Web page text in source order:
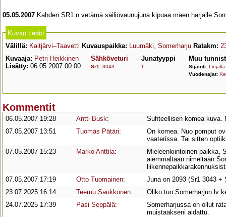
05.05.2007 Kahden SR1:n vetämä säiliövaunujuna kipuaa mäen harjalle
Kuvan tiedot
Välillä: Kaitjärvi–Taavetti Kuvauspaikka: Luumäki, Somerharju Ratakm:
Kuvaaja: Petri Heikkinen
Lisätty: 06.05.2007 00:00
Sähköveturi
Sr1 : 3043
Junatyyppi
T:
Muu
Sijainti: Linjalla
Vuodenajat:
Kommentit
06.05.2007 19:28 Antti Busk:
Suhteellisen komea kuva.
07.05.2007 13:51
Tuomas Pätäri:
On komea. Nuo pomput
vaaterissa. Tai sitten
07.05.2007 15:23
Marko Anttila:
Mieleenkiintoinen paikka,
aiemmaltaan nimeltään
07.05.2007 17:19
Otto Tuomainen:
Juna on 2093 (Sr1 3043 +
23.07.2025 16:14
Teemu Saukkonen:
Oliko tuo Somerharjun lv
24.07.2025 17:39
Pasi Seppälä:
Somerharjussa on ollut
muistaakseni aidattu.